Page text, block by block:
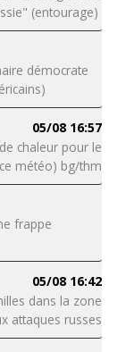
(entourage)
démocrate
05/08 16:57
chaleur pour le
météo) bg/thm
frappe
05/08 16:42
dans la zone
attaques russes